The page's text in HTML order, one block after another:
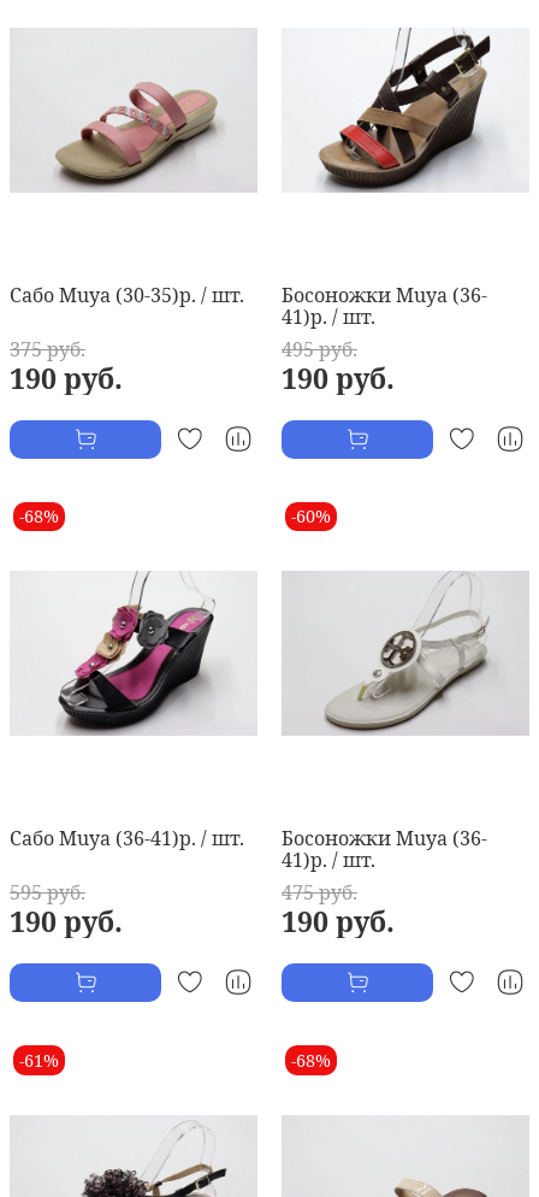
Сабо Muya (30-35)р. / шт.
375 руб.
190 руб.
Босоножки Muya (36-
41)р. / шт.
495 руб.
190 руб.
-68%
Сабо Muya (36-41)р. / шт.
595 руб.
190 руб.
-60%
Босоножки Muya (36-
41)р. / шт.
475 руб.
190 руб.
-61% -68%